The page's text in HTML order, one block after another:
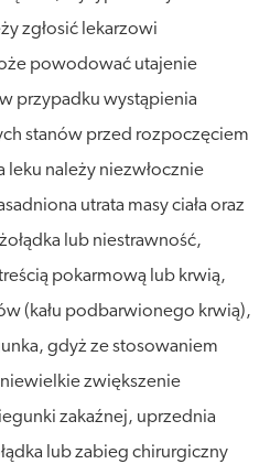
zgłosić lekarzowi
powodować utajenie
przypadku wystąpienia
stanów przed rozpoczęciem
leku należy niezwłocznie
utrata masy ciała oraz
lub niestrawność,
pokarmową lub krwią,
(kału podbarwionego krwią),
gdyż ze stosowaniem
zwiększenie
zakaźnej, uprzednia
lub zabieg chirurgiczny